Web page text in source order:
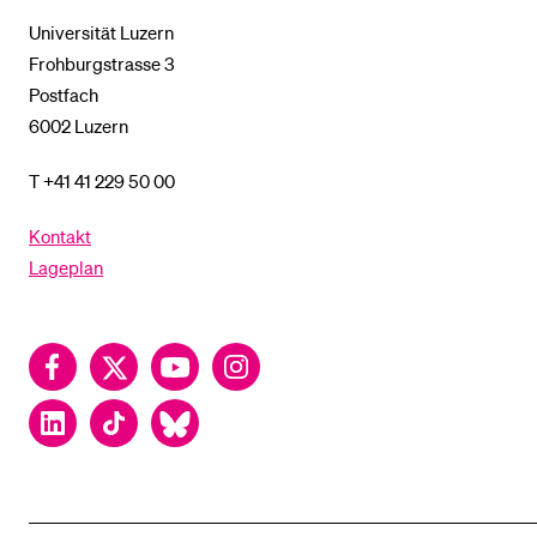
Universität Luzern
Frohburgstrasse 3
Postfach
6002 Luzern
T +41 41 229 50 00
Kontakt
Lageplan
FacebookTwitter YouTubeInstagram
LinkedInTikTok Bluesky